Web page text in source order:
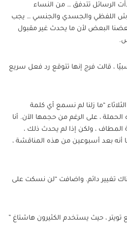
الرسائل تتدفق … من النساء
اللفظي والجسدي والجنسي … يجب
البعض لأن ما يحدث غير مقبول
، قالت فرج إنها تتوقع رد فعل سريع
“ما زلنا لم نسمع أي كلمة
، على الرغم من حجمها الآن. أنا
المطاف ، ولكن إذا لم يحدث ذلك ،
بعد أسبوعين من هذه المناقشة ،
تغيير دائم. واضافت “لن نسكت على
، حيث يستخدم الكثيرون هاشتاغ ”